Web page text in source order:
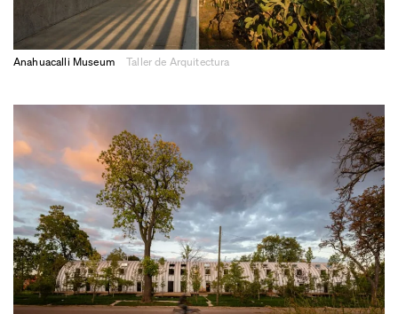
Anahuacalli Museum Taller de Arquitectura